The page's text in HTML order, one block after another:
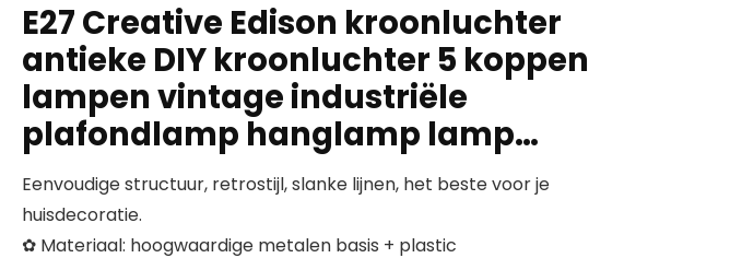
E27 Creative Edison kroonluchter
antieke DIY kroonluchter 5 koppen
lampen vintage industriële
plafondlamp hanglamp lamp…
Eenvoudige structuur, retrostijl, slanke lijnen, het beste voor je
huisdecoratie.
✿ Materiaal: hoogwaardige metalen basis + plastic